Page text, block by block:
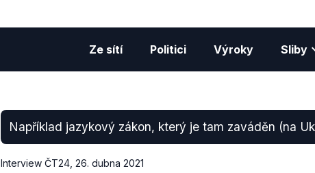
Ze sítí Politici Výroky Sliby
Například jazykový zákon, který je tam zaváděn (na
Interview ČT24, 26. dubna 2021